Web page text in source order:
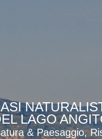
LAGO
& Paesaggio,